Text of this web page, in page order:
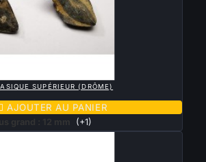
SUPÉRIEUR (DRÔME)
AJOUTER AU PANIER
grand : 12 mm (+1)